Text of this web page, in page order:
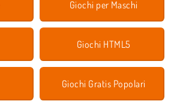
Giochi per Maschi
Giochi HTML5
Giochi Gratis Popolari